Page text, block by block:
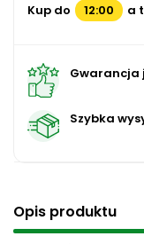
Kup do 12:00 a
Gwarancja
Szybka
Opis produktu